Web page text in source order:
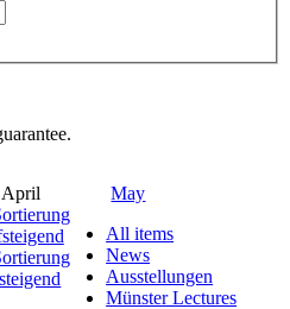
April
May
All items
News
Ausstellungen
Münster Lectures